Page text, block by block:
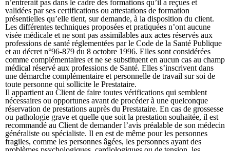
n’entrerait pas dans le cadre des formations qu’il a reçues et
validées par ses certifications ou attestations de formation
présentielles qu’elle tient, sur demande, à la disposition du client.
Les différentes techniques proposées et pratiquées n’ont aucune
visée médicale et ne sont pas assimilables aux actes réservés aux
professions de santé réglementées par le Code de la Santé Publique
et au décret n°96-879 du 8 octobre 1996. Elles sont considérées
comme complémentaires et ne se substituent en aucun cas au champ
médical réservé aux professions de Santé. Elles s’inscrivent dans
une démarche complémentaire et personnelle de travail sur soi de
toute personne qui sollicite le Prestataire.
Il appartient au Client de faire toutes vérifications qui semblent
nécessaires ou opportunes avant de procéder à une quelconque
réservation de prestations auprès du Prestataire. En cas de grossesse
ou pathologie grave et quelle que soit la prestation souhaitée, il est
recommandé au Client de demander l’avis préalable de son médecin
généraliste ou spécialiste. Il en est de même pour les personnes
fragiles, comme les personnes âgées, les personnes ayant des